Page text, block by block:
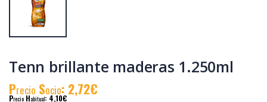
Tenn brillante maderas 1.250ml
Precio Socio: 2,72€
Precio Habitual: 4,10€